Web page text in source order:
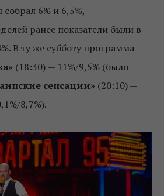
6% и 6,5%,
ранее показатели были в
В ту же субботу программа
(18:30) — 11%/9,5% (было
сенсации» (20:10) —
8,7%).